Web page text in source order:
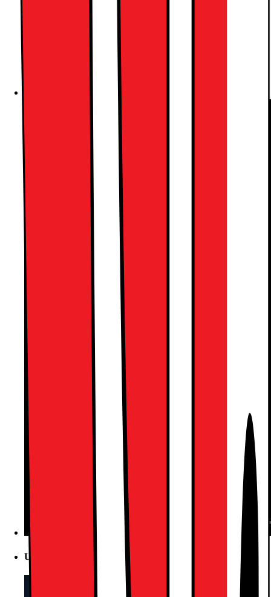
Usikker på hva du skal velge? Direkte hjelp fra butikk